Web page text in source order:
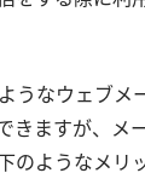
うなウェブメ
きますが、メ
のようなメリ